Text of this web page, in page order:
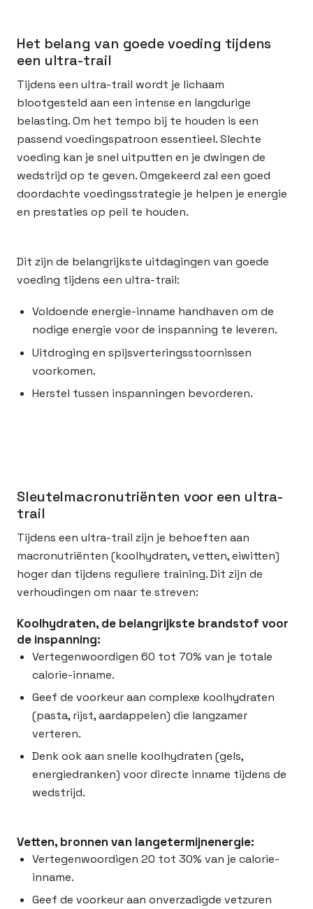
Het belang van goede voeding tijdens
een ultra-trail
Tijdens een ultra-trail wordt je lichaam
blootgesteld aan een intense en langdurige
belasting. Om het tempo bij te houden is een
passend voedingspatroon essentieel. Slechte
voeding kan je snel uitputten en je dwingen de
wedstrijd op te geven. Omgekeerd zal een goed
doordachte voedingsstrategie je helpen je energie
en prestaties op peil te houden.
Dit zijn de belangrijkste uitdagingen van goede
voeding tijdens een ultra-trail:
Voldoende energie-inname handhaven om de
nodige energie voor de inspanning te leveren.
Uitdroging en spijsverteringsstoornissen
voorkomen.
Herstel tussen inspanningen bevorderen.
Sleutelmacronutriënten voor een ultra-
trail
Tijdens een ultra-trail zijn je behoeften aan
macronutriënten (koolhydraten, vetten, eiwitten)
hoger dan tijdens reguliere training. Dit zijn de
verhoudingen om naar te streven:
Koolhydraten, de belangrijkste brandstof voor
de inspanning:
Vertegenwoordigen 60 tot 70% van je totale
calorie-inname.
Geef de voorkeur aan complexe koolhydraten
(pasta, rijst, aardappelen) die langzamer
verteren.
Denk ook aan snelle koolhydraten (gels,
energiedranken) voor directe inname tijdens de
wedstrijd.
Vetten, bronnen van langetermijnenergie:
Vertegenwoordigen 20 tot 30% van je calorie-
inname.
Geef de voorkeur aan onverzadigde vetzuren